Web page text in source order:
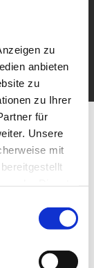
zu
anbieten
zu
zu Ihrer
für
Unsere
mit